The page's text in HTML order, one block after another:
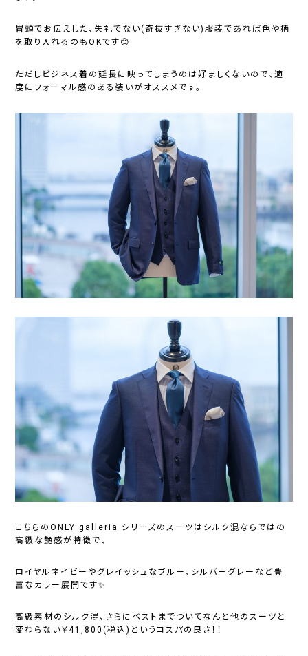
冒頭でお伝えした、失礼でない(奇抜すぎない)服装であれば色や柄
を取り入れるのもOKです😊
ただしビジネス着の延長に映ってしまうのは好ましくないので、適
度にフォーマル感のある装いがオススメです。
こちらのONLY galleria シリーズのスーツはシルク混ならではの
高級な艶感が特徴で、
ロイヤルネイビーやグレイッシュなブルー、シルバーグレーなど豊
富なカラー展開です✨
高級素材のシルク混、さらにベストまでついてなんと他のスーツと
変わらない￥41,800(税込)というコスパの良さ！！